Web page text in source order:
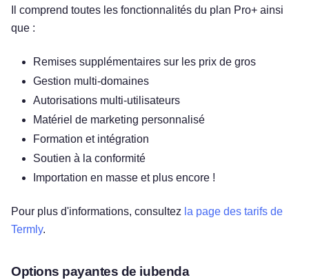
Il comprend toutes les fonctionnalités du plan Pro+ ainsi
que :
Remises supplémentaires sur les prix de gros
Gestion multi-domaines
Autorisations multi-utilisateurs
Matériel de marketing personnalisé
Formation et intégration
Soutien à la conformité
Importation en masse et plus encore !
Pour plus d'informations, consultez la page des tarifs de
Termly.
Options payantes de iubenda